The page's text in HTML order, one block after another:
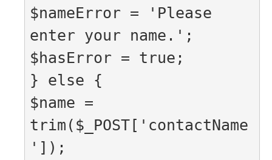
$nameError = 'Please
enter your name.';
$hasError = true;
} else {
$name =
trim($_POST['contactName
']);